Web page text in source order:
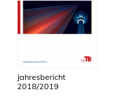
Jahresbericht
2018/2019